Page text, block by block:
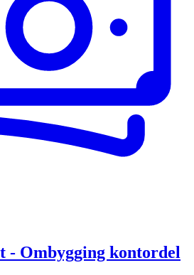
- Ombygging kontordel